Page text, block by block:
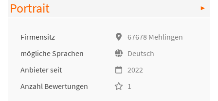
Portrait
Firmensitz
67678 Mehlingen
mögliche Sprachen
Deutsch
Anbieter seit
2022
Anzahl Bewertungen
1